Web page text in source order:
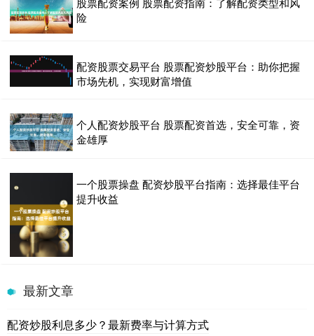
险
配资股票交易平台 股票配资炒股平台：助你把握
市场先机，实现财富增值
个人配资炒股平台 股票配资首选，安全可靠，资
金雄厚
一个股票操盘 配资炒股平台指南：选择最佳平台
提升收益
最新文章
配资炒股利息多少？最新费率与计算方式